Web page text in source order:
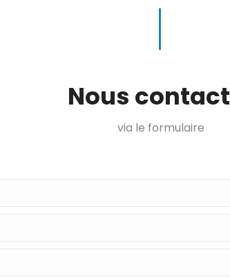
Nous
via le formulaire